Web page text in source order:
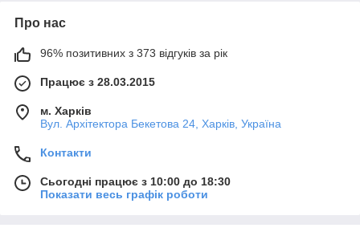
Про нас
96% позитивних з 373 відгуків за рік
Працює з 28.03.2015
м. Харків
Вул. Архітектора Бекетова 24, Харків, Україна
Контакти
Сьогодні працює з 10:00 до 18:30
Показати весь графік роботи